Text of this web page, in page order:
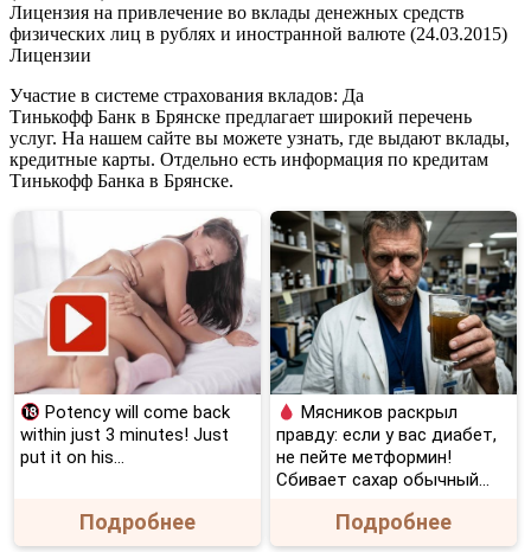
Лицензия на привлечение во вклады денежных средств
физических лиц в рублях и иностранной валюте (24.03.2015)
Лицензии
Участие в системе страхования вкладов: Да
Тинькофф Банк в Брянске предлагает широкий перечень
услуг. На нашем сайте вы можете узнать, где выдают вклады,
кредитные карты. Отдельно есть информация по кредитам
Тинькофф Банка в Брянске.
Potency will come back
within just 3 minutes! Just
put it on his…
Подробнее
Мясников раскрыл
правду: если у вас диабет,
не пейте метформин!
Сбивает сахар обычный...
Подробнее